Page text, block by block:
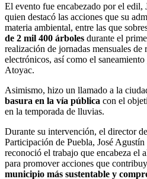
El evento fue encabezado por el
quien destacó las acciones que su
materia ambiental, entre las que
de 2 mil 400 árboles durante el
realización de jornadas mensuales de
electrónicos, así como el
Atoyac.
Asimismo, hizo un llamado a la
basura en la vía pública con el
en la temporada de lluvias.
Durante su intervención, el director
Participación de Puebla, José
reconoció el trabajo que encabeza el
para promover acciones que
municipio más sustentable y